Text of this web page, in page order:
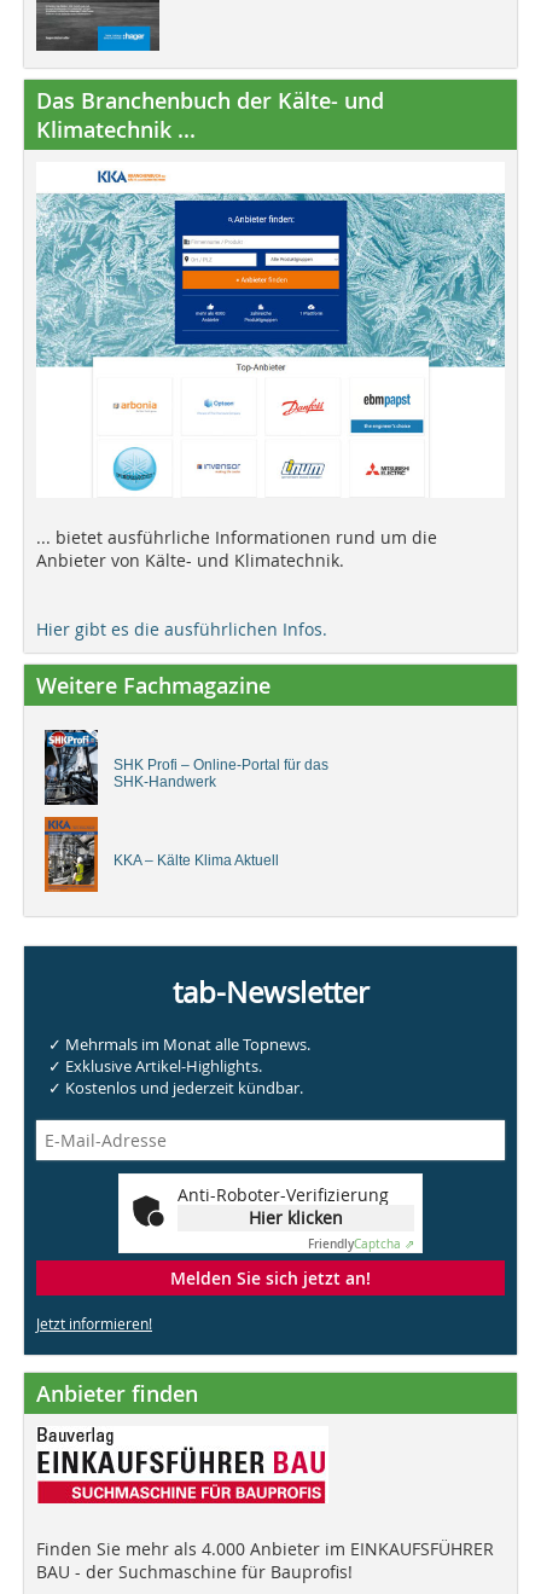
Das Branchenbuch der Kälte- und
Klimatechnik ...
... bietet ausführliche Informationen rund um die
Anbieter von Kälte- und Klimatechnik.
Hier gibt es die ausführlichen Infos.
Weitere Fachmagazine
SHK Profi – Online-Portal für das
SHK-Handwerk
KKA – Kälte Klima Aktuell
tab-Newsletter
✓ Mehrmals im Monat alle Topnews.
✓ Exklusive Artikel-Highlights.
✓ Kostenlos und jederzeit kündbar.
Anti-Roboter-Verifizierung
Hier klicken
FriendlyCaptcha ⇗
Melden Sie sich jetzt an!
Jetzt informieren!
Anbieter finden
Finden Sie mehr als 4.000 Anbieter im EINKAUFSFÜHRER
BAU - der Suchmaschine für Bauprofis!